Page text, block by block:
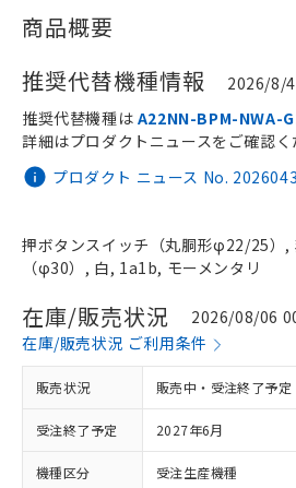
商品概要
推奨代替機種情報
2026/8/
プロダクト ニュース No.
推奨代替機種は A22NN-BPM-NWA-
詳細はプロダクトニュースをご確認く
押ボタンスイッチ（丸胴形φ22/25）,
（φ30）, 白, 1a1b, モーメンタリ
在庫/販売状況
2026/08/06
在庫/販売状況 ご利用条件
販売状況 販売中・受注終了予定
受注終了予定 2027年6月
機種区分 受注生産機種